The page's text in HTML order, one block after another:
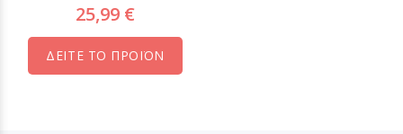
25,99 €
ΔΕΙΤΕ ΤΟ ΠΡΟΪΟΝ